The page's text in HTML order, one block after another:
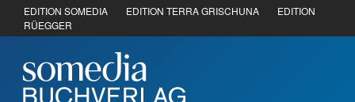
EDITION SOMEDIA EDITION TERRA GRISCHUNA
EDITION
RÜEGGER